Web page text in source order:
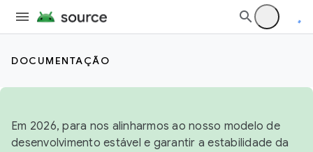
DOCUMENTAÇÃO
Em 2026, para nos alinharmos ao nosso modelo de
desenvolvimento estável e garantir a estabilidade da